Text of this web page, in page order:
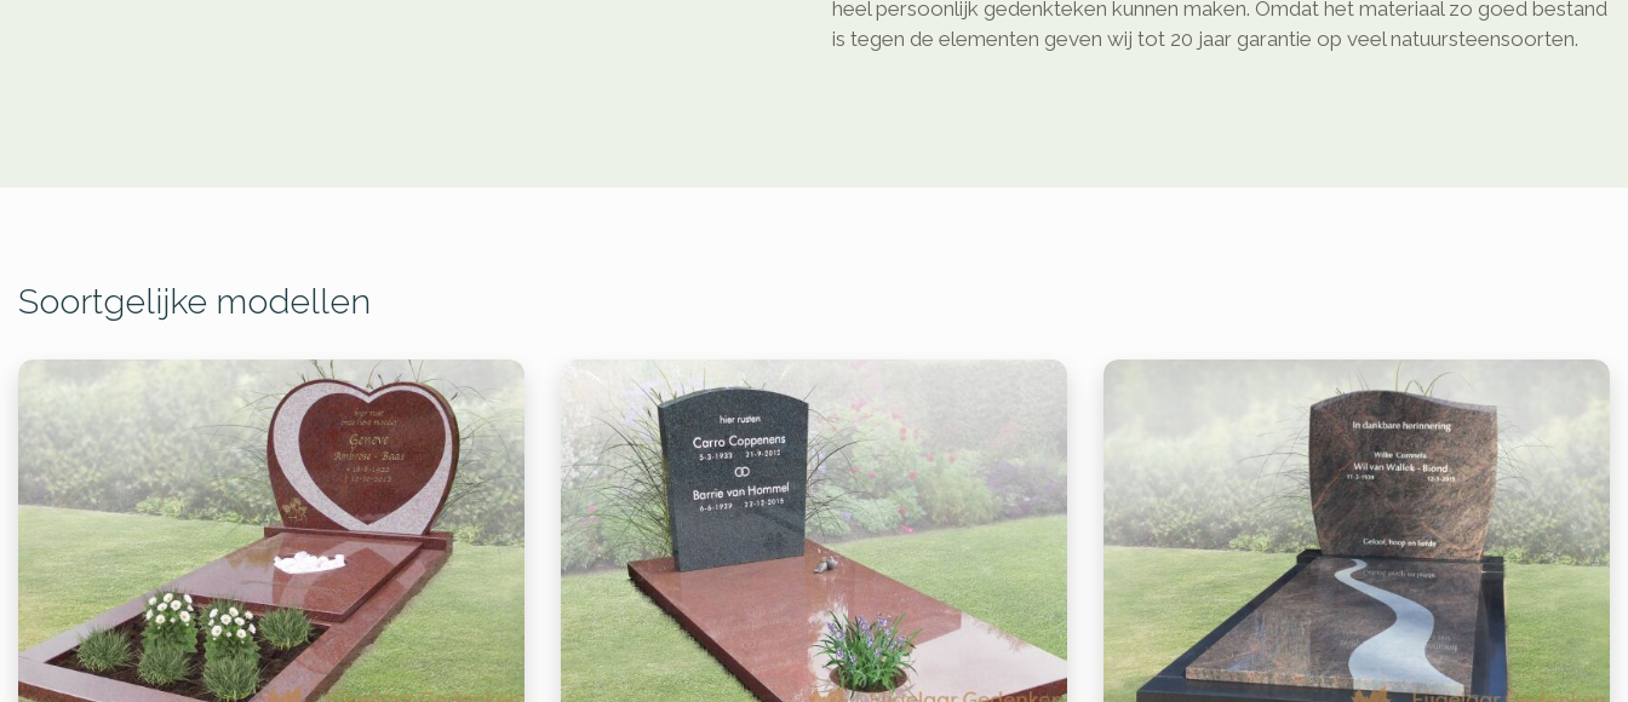
heel persoonlijk gedenkteken kunnen maken. Omdat het materiaal zo goed bestand
is tegen de elementen geven wij tot 20 jaar garantie op veel natuursteensoorten.
Soortgelijke modellen